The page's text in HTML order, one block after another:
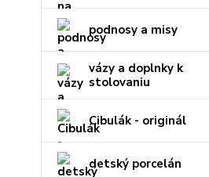
podnosy a misy
vázy a doplnky k
stolovaniu
Cibulák - originál
detský porcelán